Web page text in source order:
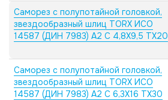
Саморез с полупотайной головкой,
звездообразный шлиц TORX ИСО
14587 (ДИН 7983) А2 C 4,8X9,5 TX20
Саморез с полупотайной головкой,
звездообразный шлиц TORX ИСО
14587 (ДИН 7983) А2 C 6,3X16 TX30